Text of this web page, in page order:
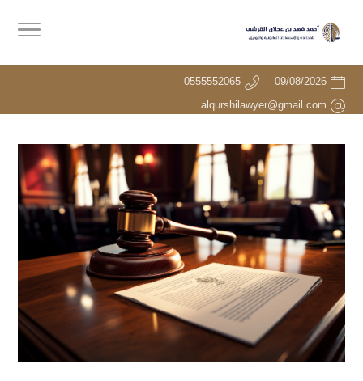
09/08/2026
0555552065
alqurshilawyer@gmail.com